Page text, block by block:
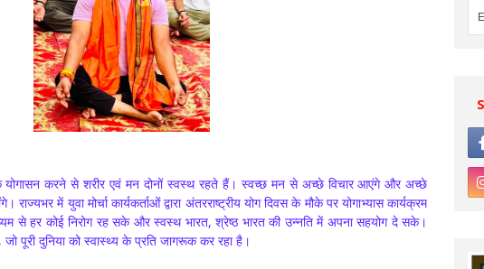
योगासन करने से शरीर एवं मन दोनों स्वस्थ रहते हैं। स्वच्छ मन से अच्छे विचार आएंगे और अच्छे
राज्यभर में युवा मोर्चा कार्यकर्ताओं द्वारा अंतरराष्ट्रीय योग दिवस के मौके पर योगाभ्यास कार्यक्रम
से हर कोई निरोग रह सके और स्वस्थ भारत, श्रेष्ठ भारत की उन्नति में अपना सहयोग दे सके।
पूरी दुनिया को स्वास्थ्य के प्रति जागरूक कर रहा है।